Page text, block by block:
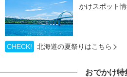
かけスポット
CHECK! 北海道の夏祭りはこちら
おでかけ特